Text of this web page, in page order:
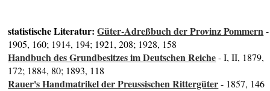
statistische Literatur:Güter-Adreßbuch der Provinz Pommern-
1905, 160; 1914, 194; 1921, 208; 1928, 158
Handbuch des Grundbesitzes im Deutschen Reiche- I, II, 1879,
172; 1884, 80; 1893, 118
Rauer's Handmatrikel der Preussischen Rittergüter- 1857, 146